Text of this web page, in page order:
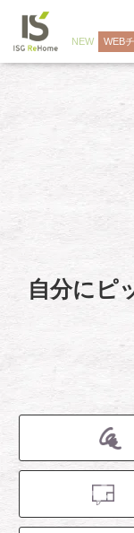
NEW WEB
自分にピ